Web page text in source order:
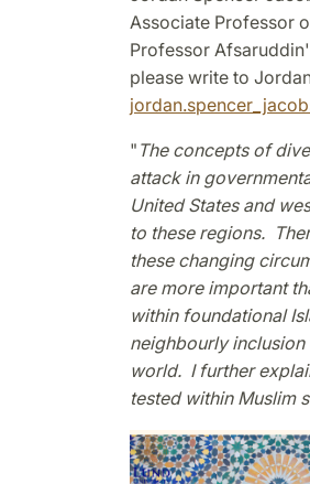
Associate Professor
Professor
please write to
" The concepts of
attack in
United States and
to these regions.
these changing
are more important
within foundational
neighbourly
world. I further
tested within Muslim